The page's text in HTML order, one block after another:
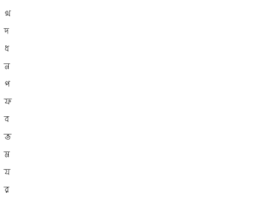
থ
দ
ধ
ন
প
ফ
ব
ভ
ম
য
র